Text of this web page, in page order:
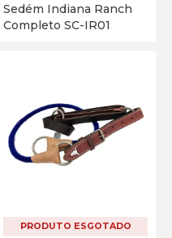
Sedém Indiana Ranch
Completo SC-IR01
PRODUTO ESGOTADO